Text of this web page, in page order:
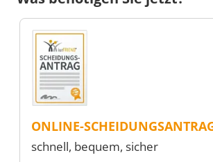
ONLINE-
schnell, bequem, sicher